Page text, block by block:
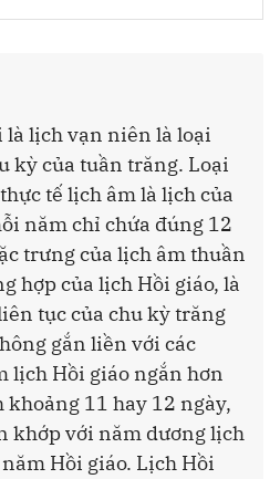
là lịch vạn niên là loại
kỳ của tuần trăng. Loại
tế lịch âm là lịch của
năm chỉ chứa đúng 12
trưng của lịch âm thuần
hợp của lịch Hồi giáo, là
tục của chu kỳ trăng
gắn liền với các
lịch Hồi giáo ngắn hơn
11 hay 12 ngày,
khớp với năm dương lịch
Hồi giáo. Lịch Hồi